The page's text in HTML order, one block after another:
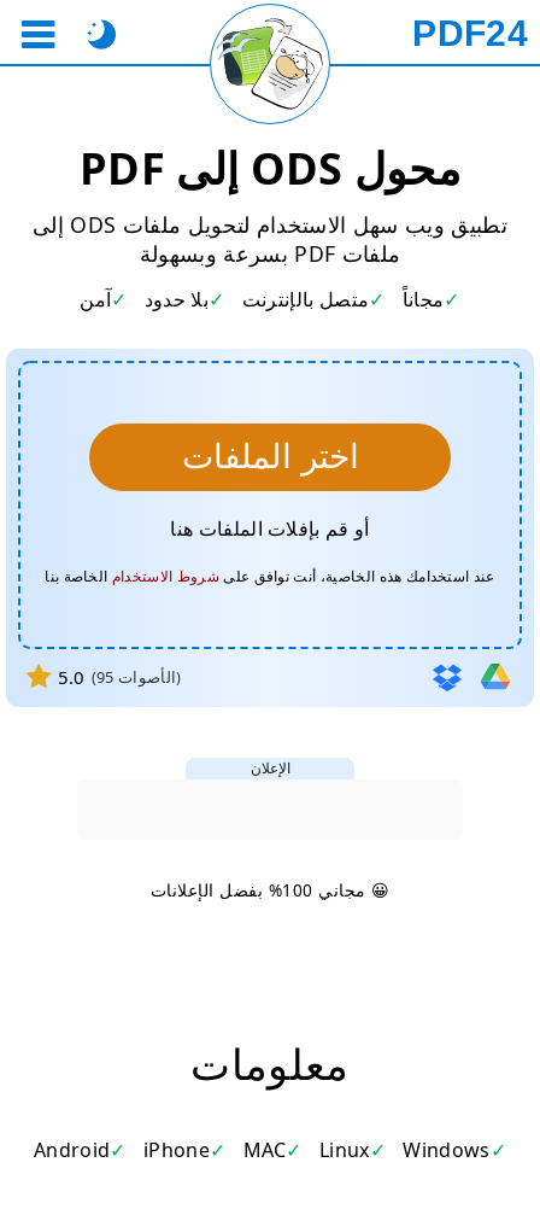
PDF24
محول ODS إلى PDF
تطبيق ويب سهل الاستخدام لتحويل ملفات ODS إلى
ملفات PDF بسرعة وبسهولة
مجاناً متصل بالإنترنت بلا حدود آمن
اختر الملفات
أو قم بإفلات الملفات هنا
عند استخدامك هذه الخاصية، أنت توافق على شروط الاستخدام الخاصة بنا
5.0 (95 الأصوات)
الإعلان
😀 مجاني 100% بفضل الإعلانات
معلومات
Windows
Linux
MAC
iPhone
Android